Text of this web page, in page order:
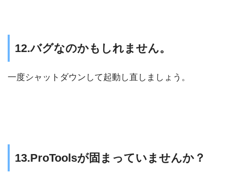
12.バグなのかもしれません。
一度シャットダウンして起動し直しましょう。
13.ProToolsが固まっていませんか？